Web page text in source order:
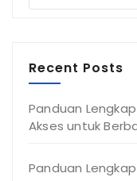
Recent Posts
Panduan
Akses untuk
Panduan